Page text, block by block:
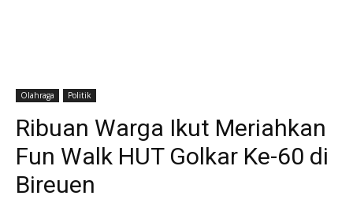
Olahraga Politik
Ribuan Warga Ikut Meriahkan
Fun Walk HUT Golkar Ke-60 di
Bireuen